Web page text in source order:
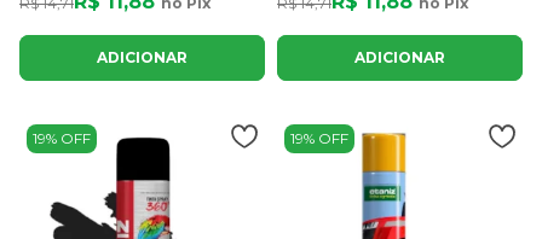
ADICIONAR ADICIONAR
19% OFF 19% OFF